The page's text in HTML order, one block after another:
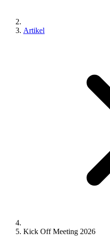
Artikel
Kick Off Meeting 2026